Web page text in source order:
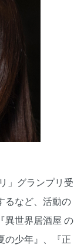
」グランプリ受
るなど、活動の
異世界居酒屋 の
の少年』、『正